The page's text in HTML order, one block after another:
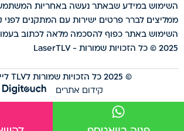
השימוש במידע שבאתר נעשה באחריות המשתמש
ממליצים לברר פרטים ישירות עם המתקנים
השימוש באתר כפוף להסכמה מלאה לכתוב
2025 © כל הזכויות שמורות - LaserTLV
© 2025 כל הזכויות שמורות לTLV לייזר טאג
קידום אתרים